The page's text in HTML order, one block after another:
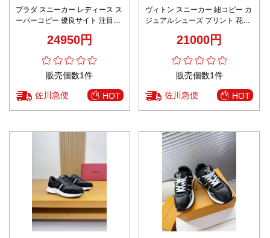
プラダ スニーカー レディース ス
ーパーコピー 優良サイト 注目度
ルホワイト 上品な人気作
24950円
販売個数1件
佐川急便 HOT
ヴィトン スニーカー 紐コピー カ
ジュアルシューズ プリント 花柄
21000円
販売個数1件
佐川急便 HOT